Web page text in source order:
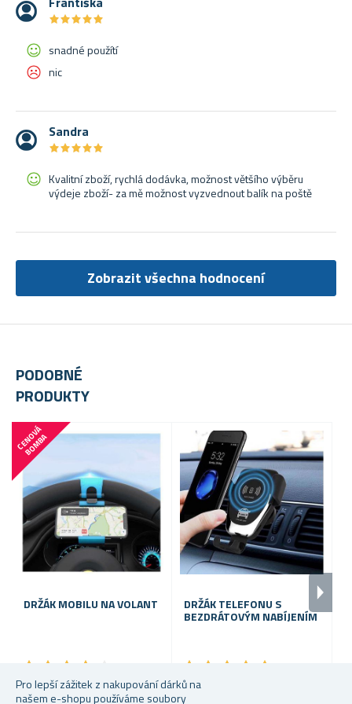
Pro lepší zážitek z nakupování dárků na
našem e-shopu používáme soubory
PODOBNÉ
PRODUKTY
C
E
N
O
V
Á
B
O
M
B
A
DRŽÁK MOBILU NA VOLANT
★ ★ ★ ★
★ ★ ★ ★
Skladem
DRŽÁK TELEFONU S
BEZDRÁTOVÝM NABÍJENÍM
★ ★ ★ ★ ★
★ ★ ★ ★ ★
Skladem
★★★★★
★★★★★
snadné použítí
nic
Sandra
★★★★★
★★★★★
Kvalitní zboží, rychlá dodávka, možnost většího výběru
výdeje zboží- za mě možnost vyzvednout balík na poště
Zobrazit všechna hodnocení